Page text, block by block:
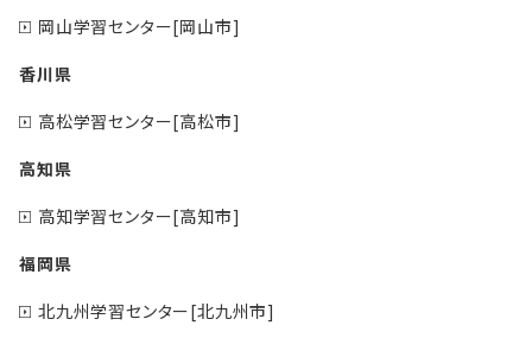
岡山学習センター[岡山市]
香川県
高松学習センター[高松市]
高知県
高知学習センター[高知市]
福岡県
北九州学習センター[北九州市]